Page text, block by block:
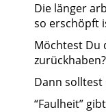
Die länger
so erschöpft
Möchtest Du
zurückhaben?
Dann solltest
“Faulheit”